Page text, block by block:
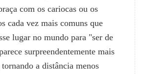
com os cariocas ou os
cada vez mais comuns que
lugar no mundo para "ser de
surpreendentemente mais
a distância menos